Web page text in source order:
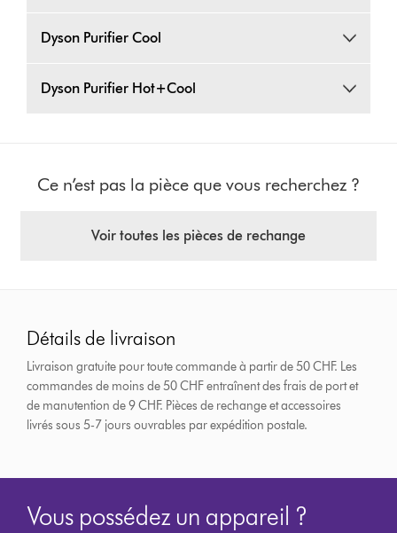
Dyson Purifier Cool
Dyson Purifier Hot+Cool
Ce n’est pas la pièce que vous recherchez ?
Voir toutes les pièces de rechange
Détails de livraison
Livraison gratuite pour toute commande à partir de 50 CHF. Les
commandes de moins de 50 CHF entraînent des frais de port et
de manutention de 9 CHF. Pièces de rechange et accessoires
livrés sous 5-7 jours ouvrables par expédition postale.
Vous possédez un appareil ?